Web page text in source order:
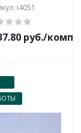
i4051
руб./